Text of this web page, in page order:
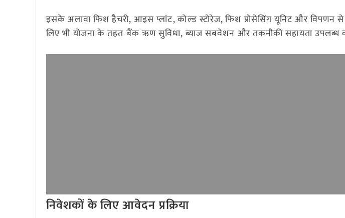
इसके अलावा फिश हैचरी, आइस प्लांट, कोल्ड स्टोरेज, फिश प्रोसेसिंग यूनिट और
लिए भी योजना के तहत बैंक ऋण सुविधा, ब्याज सबवेशन और तकनीकी सहायता उपलब्ध
निवेशकों के लिए आवेदन प्रक्रिया